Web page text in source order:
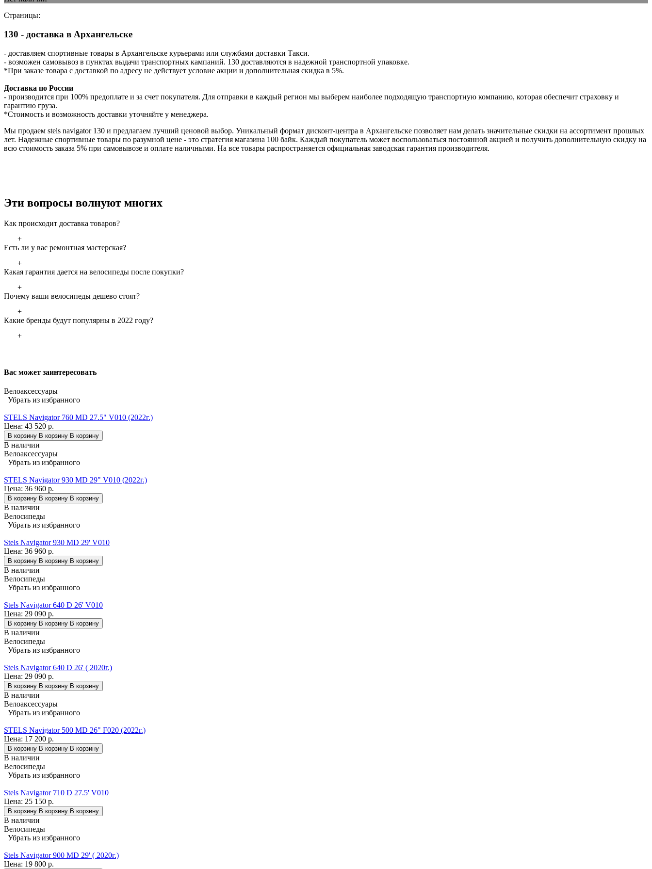
Страницы:
130 - доставка в Архангельске
- доставляем спортивные товары в Архангельске курьерами или службами доставки Такси.
- возможен самовывоз в пунктах выдачи транспортных кампаний. 130 доставляются в надежной транспортной упаковке.
*При заказе товара с доставкой по адресу не действует условие акции и дополнительная скидка в 5%.
Доставка по России
- производится при 100% предоплате и за счет покупателя. Для отправки в каждый регион мы выберем наиболее подходящую транспортную компанию, которая обеспечит страховку и
гарантию груза.
*Стоимость и возможность доставки уточняйте у менеджера.
Мы продаем stels navigator 130 и предлагаем лучший ценовой выбор. Уникальный формат дисконт-центра в Архангельске позволяет нам делать значительные скидки на ассортимент прошлых
лет. Надежные спортивные товары по разумной цене - это стратегия магазина 100 байк. Каждый покупатель может воспользоваться постоянной акцией и получить дополнительную скидку на
всю стоимость заказа 5% при самовывозе и оплате наличными. На все товары распространяется официальная заводская гарантия производителя.
Эти вопросы волнуют многих
Как происходит доставка товаров?
+
Есть ли у вас ремонтная мастерская?
+
Какая гарантия дается на велосипеды после покупки?
+
Почему ваши велосипеды дешево стоят?
+
Какие бренды будут популярны в 2022 году?
+
Вас может заинтересовать
Велоаксессуары
Убрать из избранного
STELS Navigator 760 MD 27.5" V010 (2022г.)
Цена: 43 520 р.
В корзину В корзину В корзину
В наличии
Велоаксессуары
Убрать из избранного
STELS Navigator 930 MD 29" V010 (2022г.)
Цена: 36 960 р.
В корзину В корзину В корзину
В наличии
Велосипеды
Убрать из избранного
Stels Navigator 930 MD 29' V010
Цена: 36 960 р.
В корзину В корзину В корзину
В наличии
Велосипеды
Убрать из избранного
Stels Navigator 640 D 26' V010
Цена: 29 090 р.
В корзину В корзину В корзину
В наличии
Велосипеды
Убрать из избранного
Stels Navigator 640 D 26' ( 2020г.)
Цена: 29 090 р.
В корзину В корзину В корзину
В наличии
Велоаксессуары
Убрать из избранного
STELS Navigator 500 MD 26" F020 (2022г.)
Цена: 17 200 р.
В корзину В корзину В корзину
В наличии
Велосипеды
Убрать из избранного
Stels Navigator 710 D 27.5' V010
Цена: 25 150 р.
В корзину В корзину В корзину
В наличии
Велосипеды
Убрать из избранного
Stels Navigator 900 MD 29' ( 2020г.)
Цена: 19 800 р.